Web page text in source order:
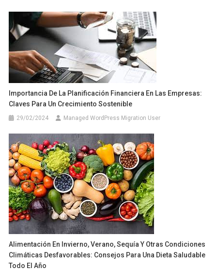
Importancia De La Planificación Financiera En Las Empresas:
Claves Para Un Crecimiento Sostenible
29/02/2024 Managed WordPress Migration User
Alimentación En Invierno, Verano, Sequía Y Otras Condiciones
Climáticas Desfavorables: Consejos Para Una Dieta Saludable
Todo El Año